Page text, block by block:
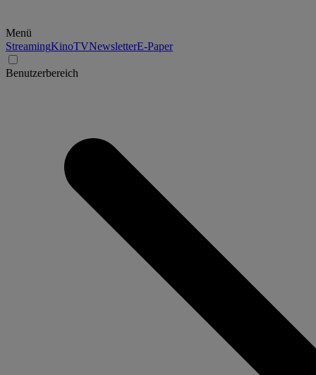
Menü
StreamingKinoTVNewsletterE-Paper
Benutzerbereich